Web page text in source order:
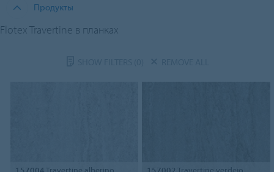
Продукты
Flotex Travertine в планках